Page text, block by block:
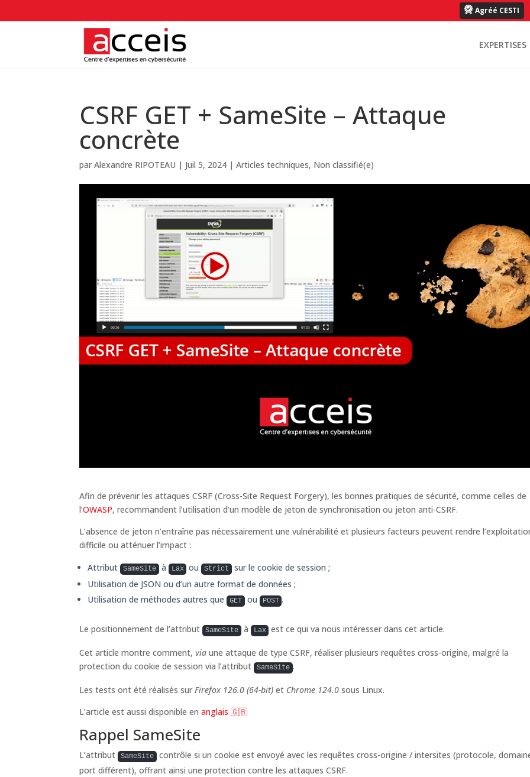
Agréé CESTI
EXPERTISES
CSRF GET + SameSite – Attaque
concrète
parAlexandre RIPOTEAU | Juil 5, 2024 |Articles techniques, Non classifié(e)
Afin de prévenir les attaques CSRF (Cross-Site Request Forgery), les bonnes pratiques de sécurité, comme celles de
l’OWASP, recommandent l’utilisation d’un modèle de jeton de synchronisation ou jeton anti-CSRF.
L’absence de jeton n’entraîne pas nécessairement une vulnérabilité et plusieurs facteurs peuvent rendre
difficile ou atténuer l’impact :
Attribut SameSite à Lax ou Strict sur le cookie de session ;
Utilisation de JSON ou d’un autre format de données ;
Utilisation de méthodes autres que GET ou POST .
Le positionnement de l’attribut SameSite à Lax est ce qui va nous intéresser dans cet article.
Cet article montre comment,via une attaque de type CSRF, réaliser plusieurs requêtes cross-origine, malgré la
protection du cookie de session via l’attribut SameSite .
Les tests ont été réalisés surFirefox 126.0 (64-bit) et Chrome 124.0 sous Linux.
L’article est aussi disponible enanglais 🇬🇧
Rappel SameSite
L’attribut SameSite contrôle si un cookie est envoyé avec les requêtes cross-origine / intersites (protocole,
port différent), offrant ainsi une protection contre les attaques CSRF.